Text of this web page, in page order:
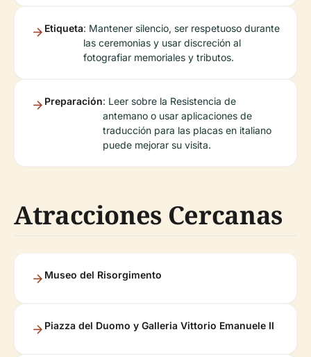
Etiqueta: Mantener silencio, ser respetuoso durante
las ceremonias y usar discreción al
fotografiar memoriales y tributos.
Preparación: Leer sobre la Resistencia de
antemano o usar aplicaciones de
traducción para las placas en italiano
puede mejorar su visita.
Atracciones Cercanas
Museo del Risorgimento
Piazza del Duomo y Galleria Vittorio Emanuele II